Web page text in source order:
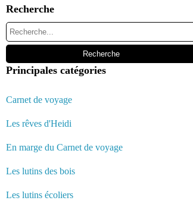
Recherche
Principales catégories
Carnet de voyage
Les rêves d'Heidi
En marge du Carnet de voyage
Les lutins des bois
Les lutins écoliers